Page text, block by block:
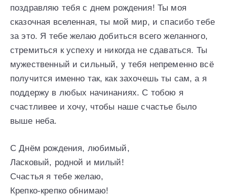
поздравляю тебя с днем рождения! Ты моя
сказочная вселенная, ты мой мир, и спасибо тебе
за это. Я тебе желаю добиться всего желанного,
стремиться к успеху и никогда не сдаваться. Ты
мужественный и сильный, у тебя непременно всё
получится именно так, как захочешь ты сам, а я
поддержу в любых начинаниях. С тобою я
счастливее и хочу, чтобы наше счастье было
выше неба.
С Днём рождения, любимый,
Ласковый, родной и милый!
Счастья я тебе желаю,
Крепко-крепко обнимаю!